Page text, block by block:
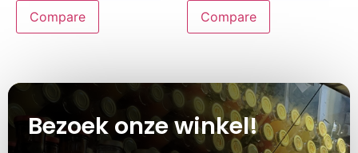
Compare Compare
Bezoek onze winkel!